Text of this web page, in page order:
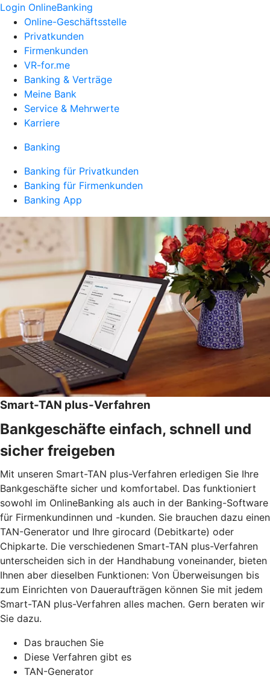
Login OnlineBanking
Online-Geschäftsstelle
Privatkunden
Firmenkunden
VR-for.me
Banking & Verträge
Meine Bank
Service & Mehrwerte
Karriere
Banking
Banking für Privatkunden
Banking für Firmenkunden
Banking App
Smart-TAN plus-Verfahren
Bankgeschäfte einfach, schnell und
sicher freigeben
Mit unseren Smart-TAN plus-Verfahren erledigen Sie Ihre
Bankgeschäfte sicher und komfortabel. Das funktioniert
sowohl im OnlineBanking als auch in der Banking-Software
für Firmenkundinnen und -kunden. Sie brauchen dazu einen
TAN-Generator und Ihre girocard (Debitkarte) oder
Chipkarte. Die verschiedenen Smart-TAN plus-Verfahren
unterscheiden sich in der Handhabung voneinander, bieten
Ihnen aber dieselben Funktionen: Von Überweisungen bis
zum Einrichten von Daueraufträgen können Sie mit jedem
Smart-TAN plus-Verfahren alles machen. Gern beraten wir
Sie dazu.
Das brauchen Sie
Diese Verfahren gibt es
TAN-Generator